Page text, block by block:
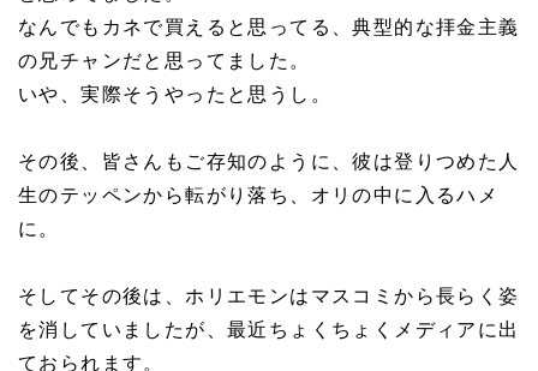
なんでもカネで買えると思ってる、典型的な拝金主義
の兄チャンだと思ってました。
いや、実際そうやったと思うし。
その後、皆さんもご存知のように、彼は登りつめた人
生のテッペンから転がり落ち、オリの中に入るハメ
に。
そしてその後は、ホリエモンはマスコミから長らく姿
を消していましたが、最近ちょくちょくメディアに出
ておられます。